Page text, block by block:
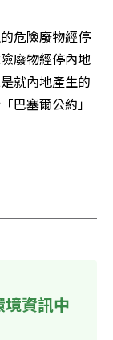
危險廢物經停
廢物經停內地
就內地產生的
巴塞爾公約」
資訊中